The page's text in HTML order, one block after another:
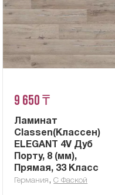
9 650 ₸
Ламинат
Classen(Классен)
ELEGANT 4V Дуб
Порту, 8 (мм),
Прямая, 33 Класс
Германия ,С Фаской